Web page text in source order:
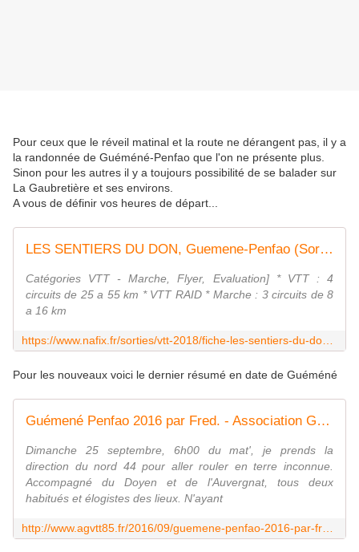
Pour ceux que le réveil matinal et la route ne dérangent pas, il y a
la randonnée de Guéméné-Penfao que l'on ne présente plus.
Sinon pour les autres il y a toujours possibilité de se balader sur
La Gaubretière et ses environs.
A vous de définir vos heures de départ...
LES SENTIERS DU DON, Guemene-Penfao (Sortie VTT du 30/09/2018 / Ref. : 56063)
Catégories VTT - Marche, Flyer, Evaluation] * VTT : 4
circuits de 25 a 55 km * VTT RAID * Marche : 3 circuits de 8
a 16 km
Pour les nouveaux voici le dernier résumé en date de Guéméné
Guémené Penfao 2016 par Fred. - Association Gaubretièroise Vélo Tout Terrain
Dimanche 25 septembre, 6h00 du mat', je prends la
direction du nord 44 pour aller rouler en terre inconnue.
Accompagné du Doyen et de l'Auvergnat, tous deux
habitués et élogistes des lieux. N'ayant